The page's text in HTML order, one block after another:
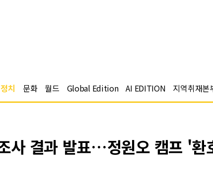
정치 문화 월드 Global Edition AI EDITION 지역취재본
사 결과 발표…정원오 캠프 '